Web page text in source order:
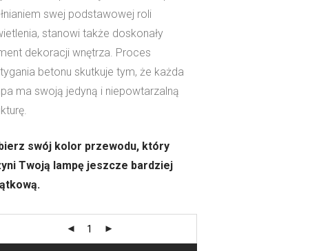
swej podstawowej roli
stanowi także doskonały
dekoracji wnętrza. Proces
betonu skutkuje tym, że każda
ma swoją jedyną i niepowtarzalną
swój kolor przewodu, który
Twoją lampę jeszcze bardziej